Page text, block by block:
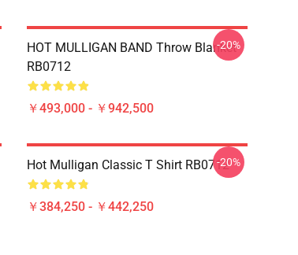
HOT MULLIGAN BAND Throw Blanket
RB0712
￥493,000 - ￥942,500
-20%
Hot Mulligan Classic T Shirt RB0712
￥384,250 - ￥442,250
-20%